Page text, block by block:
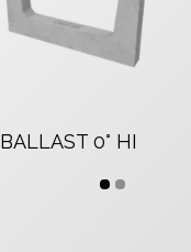
BALLAST 0° HI